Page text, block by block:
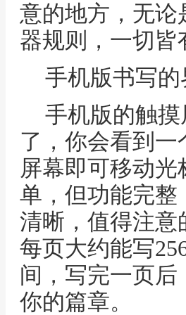
意的地方，无论
器规则，一切皆
手机版书写
手机版的触
了，你会看到
屏幕即可移动
单，但功能完整
清晰，值得注
每页大约能写
间，写完一页
你的篇章。